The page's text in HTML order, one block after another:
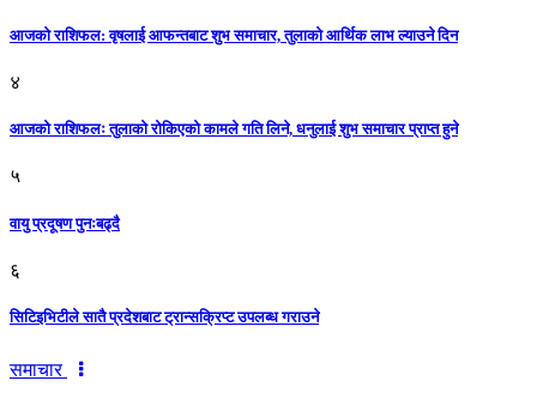
आजकाे राशिफल: वृषलाई आफन्तबाट शुभ समाचार, तुलाकाे आर्थिक लाभ ल्याउने दिन
४
आजको राशिफलः तुलाकाे रोकिएको कामले गति लिने, धनुलाई शुभ समाचार प्राप्त हुने
५
वायु प्रदूषण पुनःबढ्दै
६
सिटिइभिटीले सातै प्रदेशबाट ट्रान्सक्रिप्ट उपलब्ध गराउने
समाचार